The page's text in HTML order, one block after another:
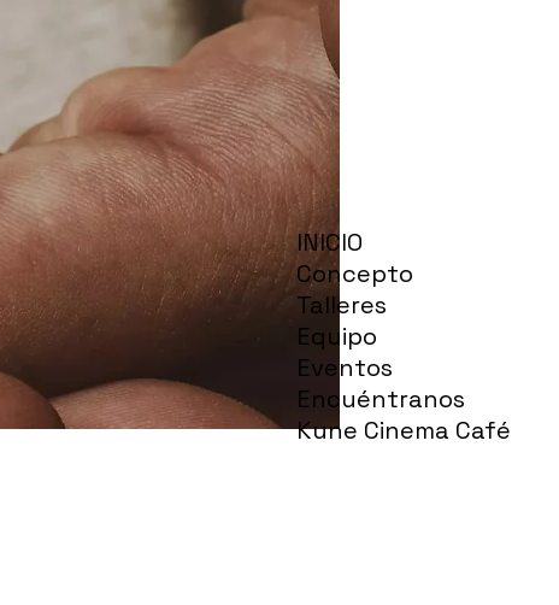
INICIO
Concepto
Talleres
Equipo
Eventos
Encuéntranos
Kune Cinema Café